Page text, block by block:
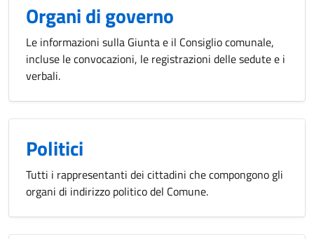
Organi di governo
Le informazioni sulla Giunta e il Consiglio comunale,
incluse le convocazioni, le registrazioni delle sedute e i
verbali.
Politici
Tutti i rappresentanti dei cittadini che compongono gli
organi di indirizzo politico del Comune.